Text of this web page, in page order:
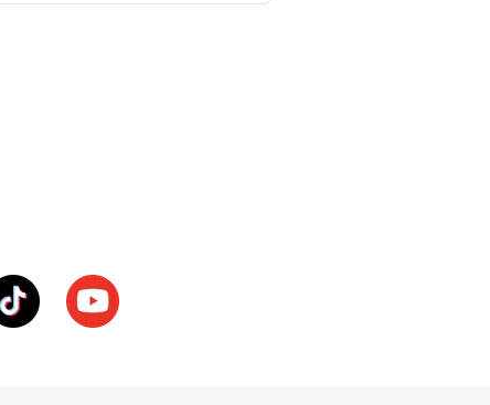
閣」も有名で、特に水路閣周辺に